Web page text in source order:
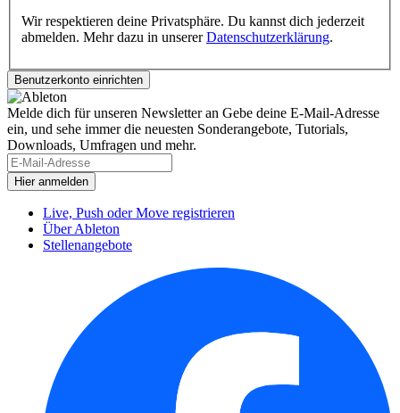
Wir respektieren deine Privatsphäre. Du kannst dich jederzeit
abmelden. Mehr dazu in unsererDatenschutzerklärung.
Melde dich für unseren Newsletter an Gebe deine E-Mail-Adresse
ein, und sehe immer die neuesten Sonderangebote, Tutorials,
Downloads, Umfragen und mehr.
Live, Push oder Move registrieren
Über Ableton
Stellenangebote